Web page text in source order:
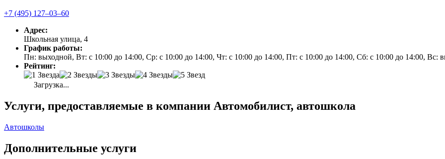
+7 (495) 127‒03‒60
Адрес:
Школьная улица, 4
График работы:
Пн: выходной, Вт: с 10:00 до 14:00, Ср: с 10:00 до 14:00, Чт: с 10:00 до 14:00, Пт: с 10:00 до 14:00, Сб: с 10:00 до 14:00, Вс:
Рейтинг:
Загрузка...
Услуги, предоставляемые в компании Автомобилист, автошкола
Автошколы
Дополнительные услуги